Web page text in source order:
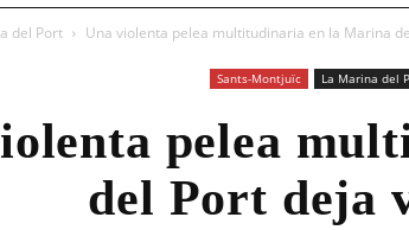
del Port Una violenta pelea multitudinaria en la Marina
Sants-Montjuïc La Marina del
pelea
del Port deja